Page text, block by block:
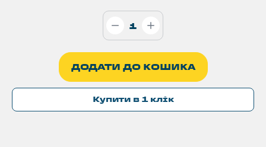
ДОДАТИ ДО КОШИКА
Купити в 1 клік